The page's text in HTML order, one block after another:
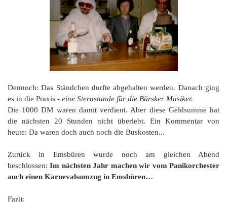
Dennoch: Das Ständchen durfte abgehalten werden. Danach ging
es in die Praxis - eine Sternstunde für die Bürsker Musiker.
Die 1000 DM waren damit verdient. Aber diese Geldsumme hat
die nächsten 20 Stunden nicht überlebt. Ein Kommentar von
heute: Da waren doch auch noch die Buskosten...
Zurück in Emsbüren wurde noch am gleichen Abend
beschlossen:Im nächsten Jahr machen wir vom Panikorchester
auch einen Karnevalsumzug in Emsbüren…
Fazit: